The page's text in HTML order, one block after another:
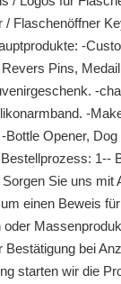
/ Flaschenöffner
-
Pins,
-
-
Bottle Opener, Dog
1--
Sie uns mit
einen Beweis
oder
Bestätigung bei
starten wir die